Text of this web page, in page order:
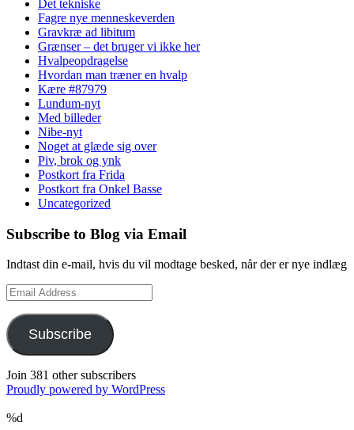
Det tekniske
Fagre nye menneskeverden
Gravkræ ad libitum
Grænser – det bruger vi ikke her
Hvalpeopdragelse
Hvordan man træner en hvalp
Kære #87979
Lundum-nyt
Med billeder
Nibe-nyt
Noget at glæde sig over
Piv, brok og ynk
Postkort fra Frida
Postkort fra Onkel Basse
Uncategorized
Subscribe to Blog via Email
Indtast din e-mail, hvis du vil modtage besked, når der er nye indlæg
Email
Address
Subscribe
Join 381 other subscribers
Proudly powered by WordPress
%d